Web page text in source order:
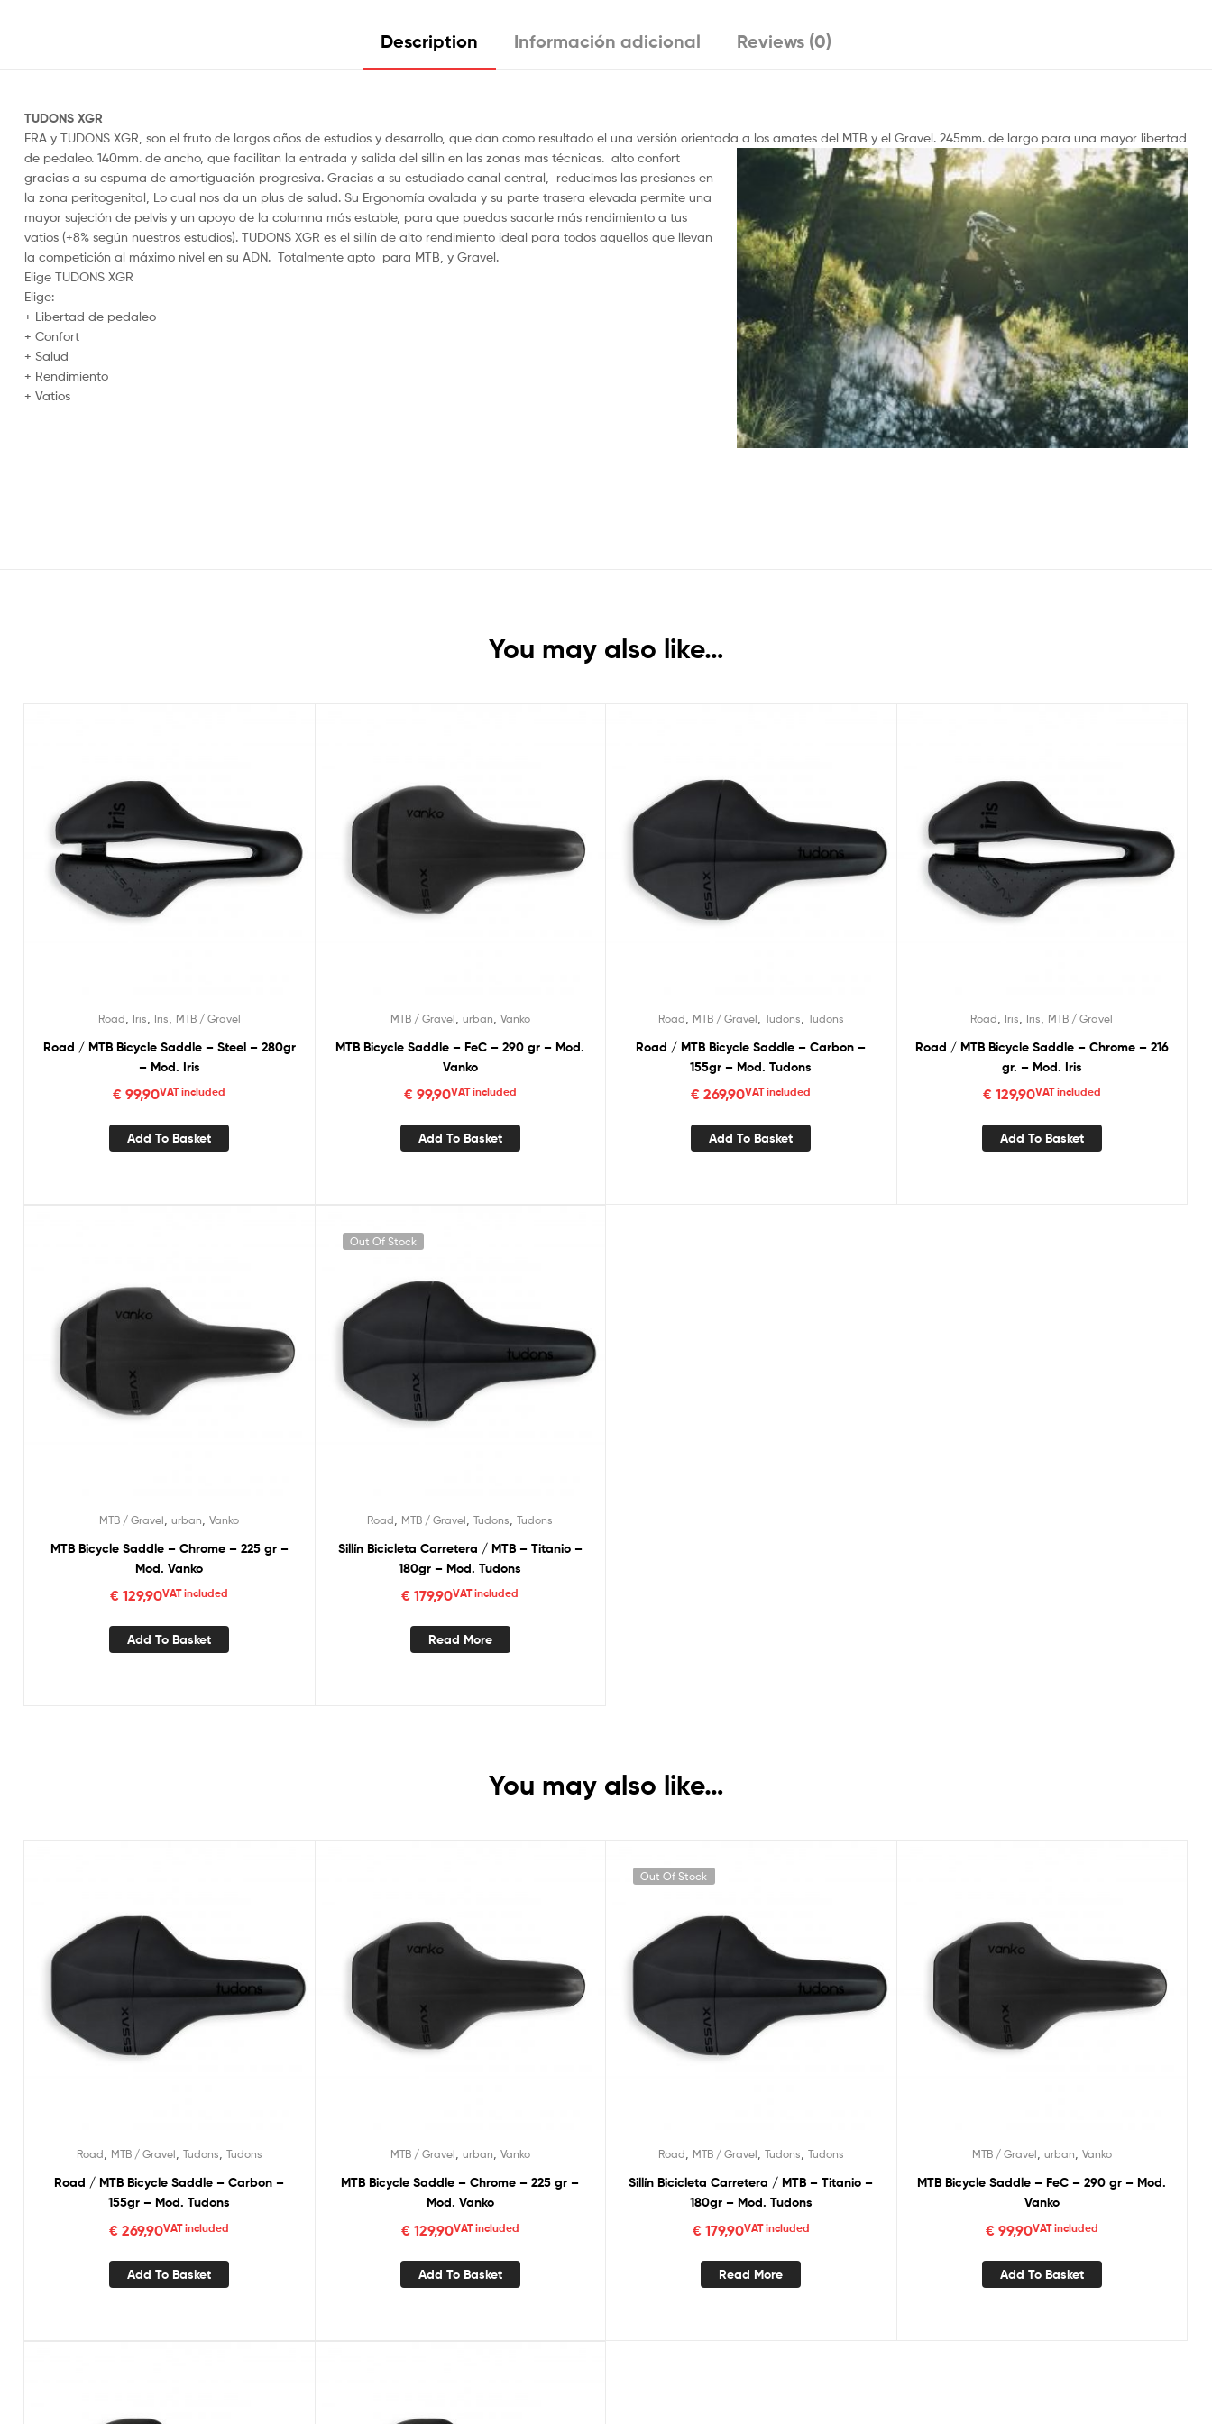
Description Información adicional Reviews (0)
TUDONS XGR
ERA y TUDONS XGR, son el fruto de largos años de estudios y desarrollo, que dan como resultado el una versión orientada a los amates del MTB y el Gravel. 245mm. de largo para una mayor libertad
de pedaleo. 140mm. de ancho, que facilitan la entrada y salida del sillin en las zonas mas técnicas. alto confort
gracias a su espuma de amortiguación progresiva. Gracias a su estudiado canal central, reducimos las presiones en
la zona peritogenital, Lo cual nos da un plus de salud. Su Ergonomía ovalada y su parte trasera elevada permite una
mayor sujeción de pelvis y un apoyo de la columna más estable, para que puedas sacarle más rendimiento a tus
vatios (+8% según nuestros estudios). TUDONS XGR es el sillín de alto rendimiento ideal para todos aquellos que llevan
la competición al máximo nivel en su ADN. Totalmente apto para MTB, y Gravel.
Elige TUDONS XGR
Elige:
+ Libertad de pedaleo
+ Confort
+ Salud
+ Rendimiento
+ Vatios
You may also like…
Road Iris Iris MTB / Gravel
Road / MTB Bicycle Saddle – Steel – 280gr
– Mod. Iris
€ 99,90VAT included
Add To Basket
MTB / Gravel urban Vanko
MTB Bicycle Saddle – FeC – 290 gr – Mod.
Vanko
€99,90VAT included
Add To Basket
Road MTB / Gravel Tudons Tudons
Road / MTB Bicycle Saddle – Carbon –
155gr – Mod. Tudons
€ 269,90VAT included
Add To Basket
Road Iris Iris MTB / Gravel
Road / MTB Bicycle Saddle – Chrome – 216
gr. – Mod. Iris
€129,90VAT included
Add To Basket
MTB / Gravel ,urban ,Vanko
MTB Bicycle Saddle – Chrome – 225 gr –
Mod. Vanko
€ 129,90VAT included
Add To Basket
Out Of Stock
Road MTB / Gravel ,Tudons ,Tudons
Sillín Bicicleta Carretera / MTB – Titanio –
180gr – Mod. Tudons
€ 179,90VAT included
Read More
You may also like…
Road, MTB / Gravel, Tudons, Tudons
Road / MTB Bicycle Saddle – Carbon –
155gr – Mod. Tudons
€ 269,90VAT included
Add To Basket
MTB / Gravel, urban, Vanko
MTB Bicycle Saddle – Chrome – 225 gr –
Mod. Vanko
€129,90VAT included
Add To Basket
Out Of Stock
Road, MTB / Gravel, Tudons, Tudons
Sillín Bicicleta Carretera / MTB – Titanio –
180gr – Mod. Tudons
€179,90VAT included
Read More
MTB / Gravel, urban, Vanko
MTB Bicycle Saddle – FeC – 290 gr – Mod.
Vanko
€99,90VAT included
Add To Basket